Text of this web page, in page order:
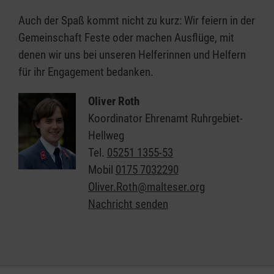
Sie direkt zur Stelle.
Die Tasse Kaffee:Nach dem
erledigten Einkauf ist
einen kleinen Plausch im Café.
Ihre Zeitspende:
Stunden pro Einkaufstour, 1–
2-mal pro Monat
Was Sie mitbringen:
Auch der Spaß kommt nicht zu kurz: Wir feiern in der
Gemeinschaft Feste oder machen Ausflüge, mit
denen wir uns bei unseren Helferinnen und Helfern
für ihr Engagement bedanken.
Oliver Roth
Koordinator Ehrenamt Ruhrgebiet-
Hellweg
Tel. 05251 1355-53
Mobil 0175 7032290
Oliver.Roth@malteser.org
Nachricht senden